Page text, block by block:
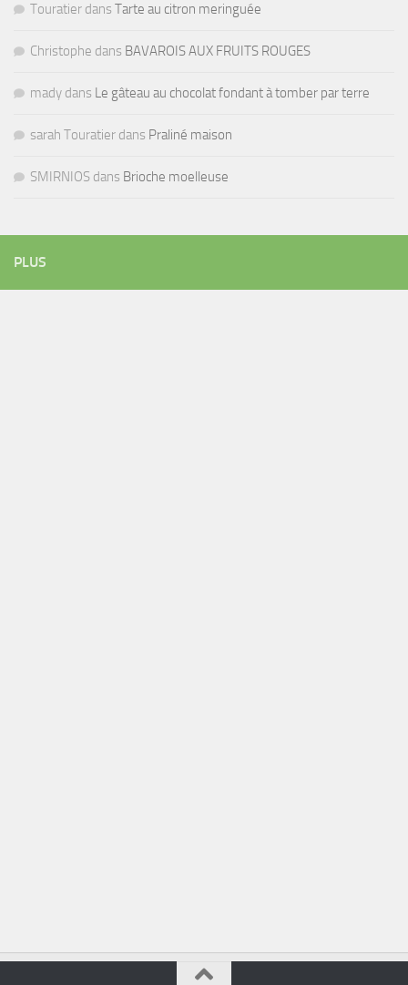
Touratier dans Tarte au citron meringuée
Christophe dans BAVAROIS AUX FRUITS ROUGES
mady dans Le gâteau au chocolat fondant à tomber par terre
sarah Touratier dans Praliné maison
SMIRNIOS dans Brioche moelleuse
PLUS